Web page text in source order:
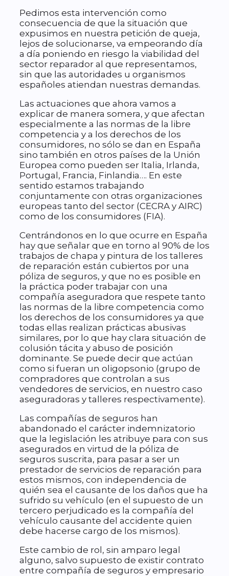
Pedimos esta intervención como
consecuencia de que la situación que
expusimos en nuestra petición de queja,
lejos de solucionarse, va empeorando día
a día poniendo en riesgo la viabilidad del
sector reparador al que representamos,
sin que las autoridades u organismos
españoles atiendan nuestras demandas.
Las actuaciones que ahora vamos a
explicar de manera somera, y que afectan
especialmente a las normas de la libre
competencia y a los derechos de los
consumidores, no sólo se dan en España
sino también en otros países de la Unión
Europea como pueden ser Italia, Irlanda,
Portugal, Francia, Finlandia…. En este
sentido estamos trabajando
conjuntamente con otras organizaciones
europeas tanto del sector (CECRA y AIRC)
como de los consumidores (FIA).
Centrándonos en lo que ocurre en España
hay que señalar que en torno al 90% de los
trabajos de chapa y pintura de los talleres
de reparación están cubiertos por una
póliza de seguros, y que no es posible en
la práctica poder trabajar con una
compañía aseguradora que respete tanto
las normas de la libre competencia como
los derechos de los consumidores ya que
todas ellas realizan prácticas abusivas
similares, por lo que hay clara situación de
colusión tácita y abuso de posición
dominante. Se puede decir que actúan
como si fueran un oligopsonio (grupo de
compradores que controlan a sus
vendedores de servicios, en nuestro caso
aseguradoras y talleres respectivamente).
Las compañías de seguros han
abandonado el carácter indemnizatorio
que la legislación les atribuye para con sus
asegurados en virtud de la póliza de
seguros suscrita, para pasar a ser un
prestador de servicios de reparación para
estos mismos, con independencia de
quién sea el causante de los daños que ha
sufrido su vehículo (en el supuesto de un
tercero perjudicado es la compañía del
vehículo causante del accidente quien
debe hacerse cargo de los mismos).
Este cambio de rol, sin amparo legal
alguno, salvo supuesto de existir contrato
entre compañía de seguros y empresario